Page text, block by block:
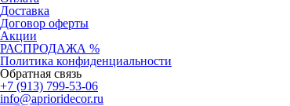
Доставка
Договор оферты
Акции
РАСПРОДАЖА %
Политика конфиденциальности
Обратная связь
+7 (913) 799-53-06
info@aprioridecor.ru